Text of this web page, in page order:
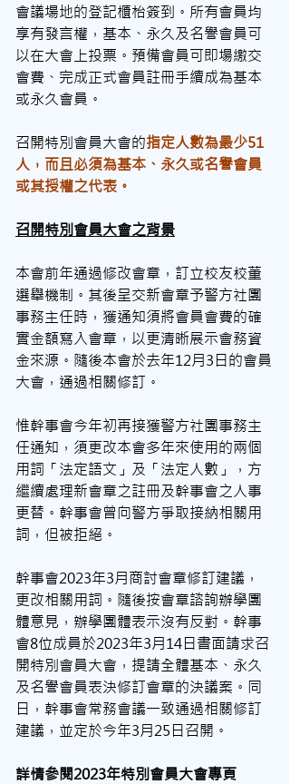
會議場地的登記櫃枱簽到。所有會員均
享有發言權，基本、永久及名譽會員可
以在大會上投票。預備會員可即場繳交
會費、完成正式會員註冊手續成為基本
或永久會員。
召開特別會員大會的指定人數為最少51
人，而且必須為基本、永久或名譽會員
或其授權之代表。
召開特別會員大會之背景
本會前年通過修改會章，訂立校友校董
選舉機制。其後呈交新會章予警方社團
事務主任時，獲通知須將會員會費的確
實金額寫入會章，以更清晰展示會務資
金來源。隨後本會於去年12月3日的會員
大會，通過相關修訂。
惟幹事會今年初再接獲警方社團事務主
任通知，須更改本會多年來使用的兩個
用詞「法定語文」及「法定人數」，方
繼續處理新會章之註冊及幹事會之人事
更替。幹事會曾向警方爭取接納相關用
詞，但被拒絕。
幹事會2023年3月商討會章修訂建議，
更改相關用詞。隨後按會章諮詢辦學團
體意見，辦學團體表示沒有反對。幹事
會8位成員於2023年3月14日書面請求召
開特別會員大會，提請全體基本、永久
及名譽會員表決修訂會章的決議案。同
日，幹事會常務會議一致通過相關修訂
建議，並定於今年3月25日召開。
詳情參閱2023年特別會員大會專頁